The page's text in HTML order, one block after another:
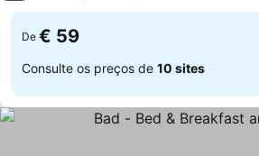
De € 59
Consulte os preços de 10 sites